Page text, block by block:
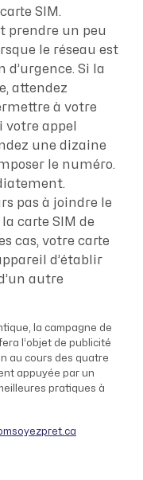
SIM.
prendre un peu
le réseau est
Si la
attendez
à votre
votre appel
une dizaine
le numéro.
pas à joindre le
carte SIM de
cas, votre carte
d’établir
autre
la campagne de
l’objet de publicité
au cours des quatre
appuyée par un
pratiques à